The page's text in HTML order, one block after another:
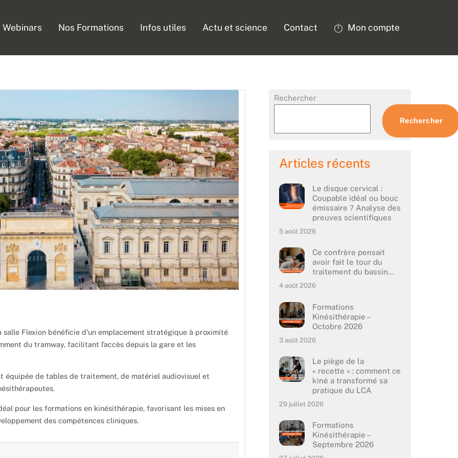
Webinars Nos Formations Infos utiles Actu et science Contact Mon compte
Flexion bénéficie d’un emplacement stratégique à proximité
du tramway, facilitant l’accès depuis la gare et les
équipée de tables de traitement, de matériel audiovisuel et
pour les formations en kinésithérapie, favorisant les mises en
des compétences cliniques.
Rechercher
Rechercher
Articles récents
Le disque cervical :
Coupable idéal ou bouc
émissaire ? Analyse des
preuves scientifiques
5 août 2026
Ce confrère pensait
avoir fait le tour du
traitement du bassin…
4 août 2026
Formations
Kinésithérapie –
Octobre 2026
3 août 2026
Le piège de la
« recette » : comment ce
kiné a transformé sa
pratique du LCA
29 juillet 2026
Formations
Kinésithérapie –
Septembre 2026